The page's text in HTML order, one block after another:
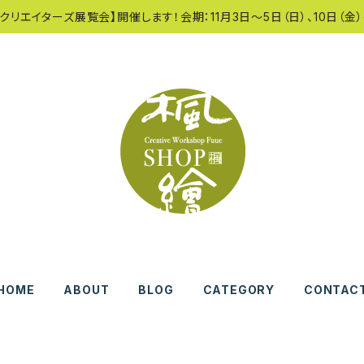
リエイターズ展覧会】開催します！会期：11月3日〜5日（日）、10日（金）
ABOUT BLOG CATEGORY